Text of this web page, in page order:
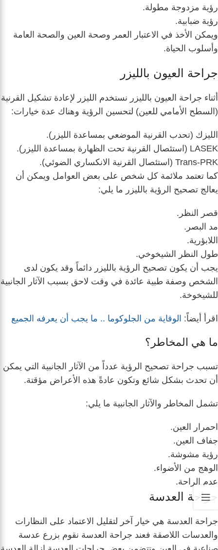
رؤية مزدوجة مطولة.
رؤية ضبابية.
ويمكن الأخذ في الاعتبار العمر وصحة العين والصحة العامة
وأسلوب الحياة.
جراحة العيون بالليزر
أثناء جراحة العيون بالليزر نستخدم الليزر لإعادة تشكيل القرنية
(السطح الأمامي للعين) لتحسين الرؤية وهناك عدة خيارات:
الليزك (تحدب القرنية الموضعي بمساعدة الليزر).
LASEK (استئصال القرنية تحت الظهارة بمساعدة الليزر).
Trans-PRK (استئصال القرنية الانكساري الضوئي).
كما تعتمد ملائمة كل شخص على بعض العوامل ويمكن أن
يعالج تصحيح الرؤية بالليزر ما يلي:
قصر النظر.
مد البصر.
اللابؤرية.
طول النظر الشيخوخي.
يجب أن يكون تصحيح الرؤية بالليزر دائماً وقد يكون لدى
الشخص وصفة طبية عائدة في وقت لاحق بسبب الآثار الجانبية
للشيخوخة.
اقرأ أيضاً: الوقاية من الجلوكوما .. ما يجب أن يعرفه الجميع
ما هي المخاطر؟
تسبب جراحة تصحيح الرؤية عدداً من الآثار الجانبية التي يمكن
أن تحدث بشكل شائع وتكون عادةً هذه الأعراض مؤقتة.
تشمل المخاطر والآثار الجانبية ما يلي:
احمرار العين.
جفاف العين.
رؤية مشوشة.
الوهج من الأضواء.
عدم الراحة.
جراحة العدسة
جراحة العدسة هي خيار آخر لتقليل الاعتماد على النظارات
والعدسات اللاصقة فعند جراحة العدسة نقوم بزرع عدسة